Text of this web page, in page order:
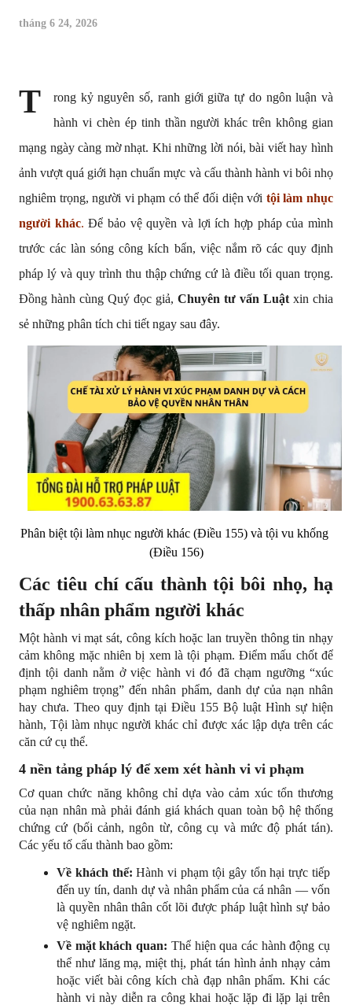
tháng 6 24, 2026
T
rong kỷ nguyên số, ranh giới giữa tự do ngôn luận và
hành vi chèn ép tinh thần người khác trên không gian
mạng ngày càng mờ nhạt. Khi những lời nói, bài viết hay hình
ảnh vượt quá giới hạn chuẩn mực và cấu thành hành vi bôi nhọ
nghiêm trọng, người vi phạm có thể đối diện với tội làm nhục
người khác. Để bảo vệ quyền và lợi ích hợp pháp của mình
trước các làn sóng công kích bẩn, việc nắm rõ các quy định
pháp lý và quy trình thu thập chứng cứ là điều tối quan trọng.
Đồng hành cùng Quý đọc giả, Chuyên tư vấn Luật xin chia
sẻ những phân tích chi tiết ngay sau đây.
Phân biệt tội làm nhục người khác (Điều 155) và tội vu khống
(Điều 156)
Các tiêu chí cấu thành tội bôi nhọ, hạ
thấp nhân phẩm người khác
Một hành vi mạt sát, công kích hoặc lan truyền thông tin nhạy
cảm không mặc nhiên bị xem là tội phạm. Điểm mấu chốt để
định tội danh nằm ở việc hành vi đó đã chạm ngưỡng “xúc
phạm nghiêm trọng” đến nhân phẩm, danh dự của nạn nhân
hay chưa. Theo quy định tại Điều 155 Bộ luật Hình sự hiện
hành, Tội làm nhục người khác chỉ được xác lập dựa trên các
căn cứ cụ thể.
4 nền tảng pháp lý để xem xét hành vi vi phạm
Cơ quan chức năng không chỉ dựa vào cảm xúc tổn thương
của nạn nhân mà phải đánh giá khách quan toàn bộ hệ thống
chứng cứ (bối cảnh, ngôn từ, công cụ và mức độ phát tán).
Các yếu tố cấu thành bao gồm:
Về khách thể: Hành vi phạm tội gây tổn hại trực tiếp
đến uy tín, danh dự và nhân phẩm của cá nhân — vốn
là quyền nhân thân cốt lõi được pháp luật hình sự bảo
vệ nghiêm ngặt.
Về mặt khách quan: Thể hiện qua các hành động cụ
thể như lăng mạ, miệt thị, phát tán hình ảnh nhạy cảm
hoặc viết bài công kích chà đạp nhân phẩm. Khi các
hành vi này diễn ra công khai hoặc lặp đi lặp lại trên